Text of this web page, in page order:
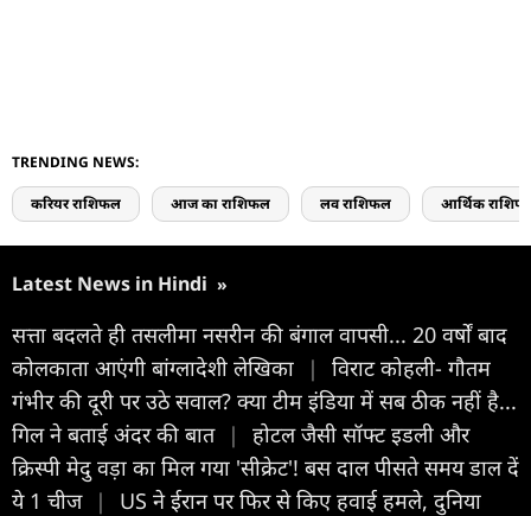
TRENDING NEWS:
करियर राशिफल आज का राशिफल लव राशिफल आर्थिक
Latest News in Hindi »
सत्ता बदलते ही तसलीमा नसरीन की बंगाल वापसी... 20 वर्षों बाद
कोलकाता आएंगी बांग्लादेशी लेखिका
|
व‍िराट कोहली- गौतम
गंभीर की दूरी पर उठे सवाल? क्या टीम इंडिया में सब ठीक नहीं है...
गिल ने बताई अंदर की बात |
होटल जैसी सॉफ्ट इडली और
क्रिस्पी मेदु वड़ा का मिल गया 'सीक्रेट'! बस दाल पीसते समय डाल दें
ये 1 चीज |
US ने ईरान पर फिर से किए हवाई हमले, दुनिया